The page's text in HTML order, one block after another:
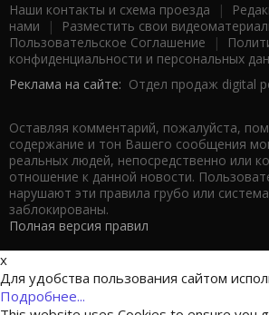
Наши контакты и схема проезда |
нами | Разместить свои
Пользовательское Соглашение |
конфиденциальности и персональных
Реклама на сайте: Отдел продаж digital
Оставляя комментарий, пожалуйста,
содержание и тон Вашего сообщения
реальных людей, непосредственно или
отношение к данной новости.
нарушают эти правила грубо или
заблокированы.
Полная версия правил
x
Для удобства пользования сайтом
Подробнее...